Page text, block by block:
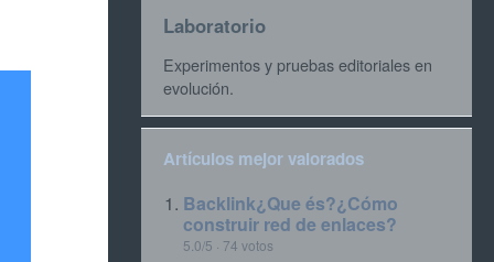
Laboratorio
Experimentos y pruebas editoriales en
evolución.
Artículos mejor valorados
Backlink¿Que és?¿Cómo
construir red de enlaces?
5.0/5 · 74 votos